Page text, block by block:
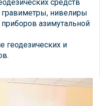
средств
гравиметры, нивелиры
азимутальной
геодезических и